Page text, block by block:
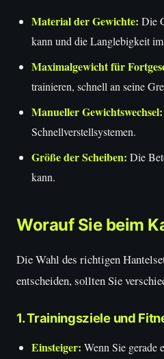
Material der Gewichte: Die
kann und die Langlebigkeit
Maximalgewicht für
trainieren, schnell an seine
Manueller Gewichtswechsel:
Schnellverstellsystemen.
Größe der Scheiben: Die
kann.
Worauf Sie beim
Die Wahl des richtigen
entscheiden, sollten Sie
1. Trainingsziele und
Einsteiger: Wenn Sie gerade